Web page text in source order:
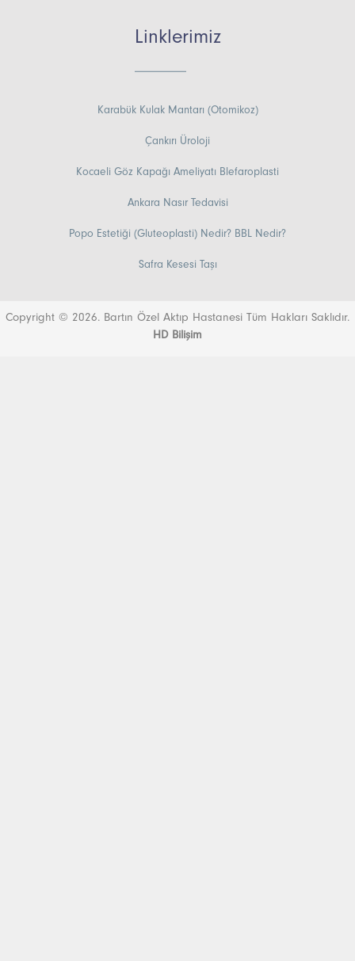
Linklerimiz
Karabük Kulak Mantarı (Otomikoz)
Çankırı Üroloji
Kocaeli Göz Kapağı Ameliyatı Blefaroplasti
Ankara Nasır Tedavisi
Popo Estetiği (Gluteoplasti) Nedir? BBL Nedir?
Safra Kesesi Taşı
Copyright © 2026. Bartın Özel Aktıp Hastanesi Tüm Hakları Saklıdır.
HD Bilişim